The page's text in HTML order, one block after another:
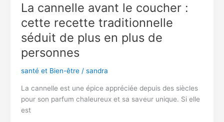
ce
que
personne
ne
vous
sur
cette
combinaison
La cannelle avant le coucher :
cette recette traditionnelle
séduit de plus en plus de
personnes
santé et Bien-être/ sandra
La cannelle est une épice appréciée depuis des siècles
pour son parfum chaleureux et sa saveur unique. Si elle
est